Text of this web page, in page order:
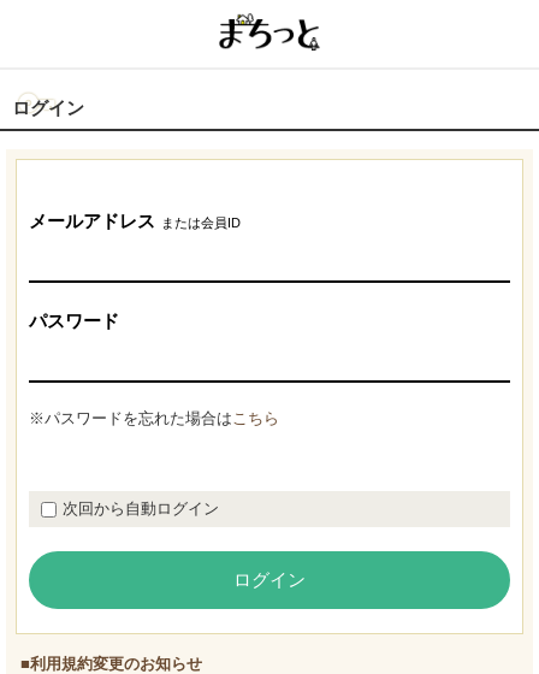
ログイン
メールアドレス または会員ID
パスワード
※パスワードを忘れた場合はこちら
次回から自動ログイン
ログイン
■利用規約変更のお知らせ